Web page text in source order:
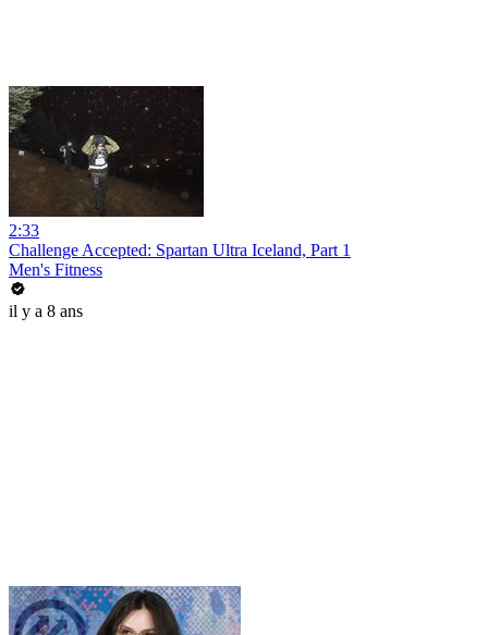
2:33
Challenge Accepted: Spartan Ultra Iceland, Part 1
Men's Fitness
il y a 8 ans